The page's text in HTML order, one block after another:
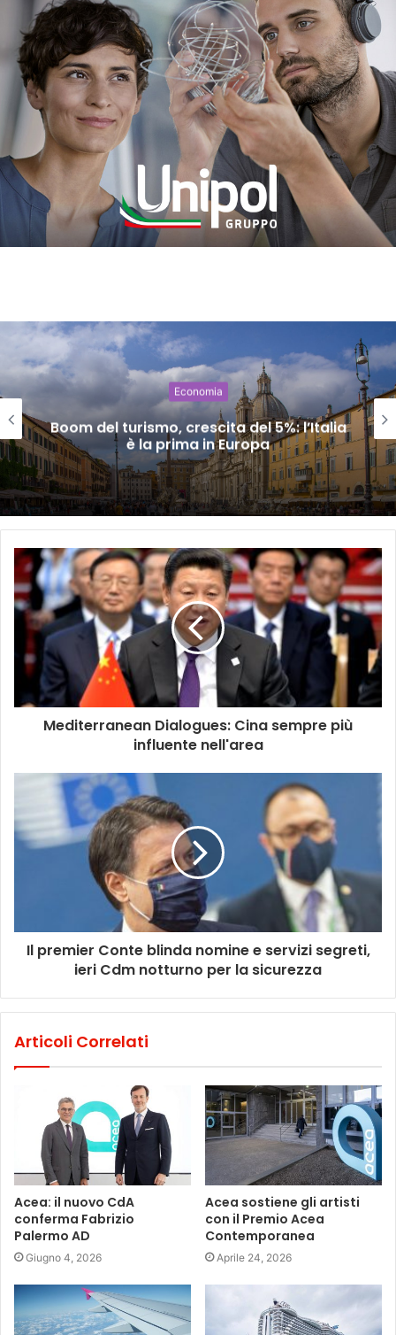
Economia
Boom del turismo, crescita del 5%: l’Italia
è la prima in Europa
Mediterranean Dialogues: Cina sempre più
influente nell'area
Il premier Conte blinda nomine e servizi segreti,
ieri Cdm notturno per la sicurezza
Articoli Correlati
Acea: il nuovo CdA
conferma Fabrizio
Palermo AD
Giugno 4, 2026
Acea sostiene gli artisti
con il Premio Acea
Contemporanea
Aprile 24, 2026